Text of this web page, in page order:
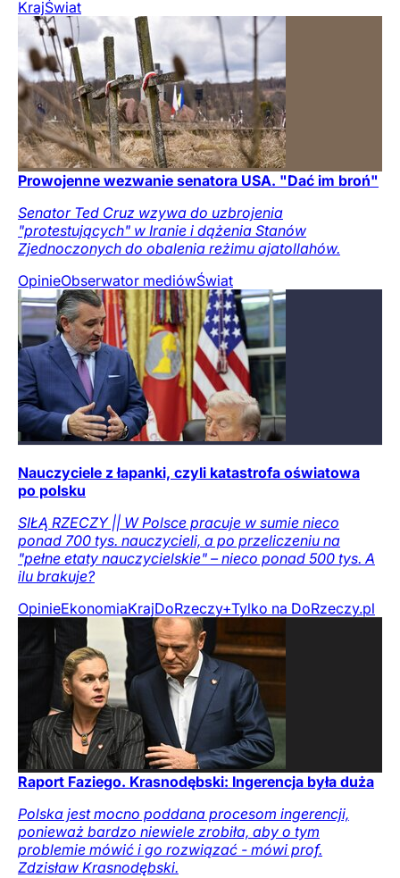
KrajŚwiat
Prowojenne wezwanie senatora USA. "Dać im broń"
Senator Ted Cruz wzywa do uzbrojenia
"protestujących" w Iranie i dążenia Stanów
Zjednoczonych do obalenia reżimu ajatollahów.
OpinieObserwator mediówŚwiat
Nauczyciele z łapanki, czyli katastrofa oświatowa
po polsku
SIŁĄ RZECZY || W Polsce pracuje w sumie nieco
ponad 700 tys. nauczycieli, a po przeliczeniu na
"pełne etaty nauczycielskie" – nieco ponad 500 tys. A
ilu brakuje?
OpinieEkonomiaKrajDoRzeczy+Tylko na DoRzeczy.pl
Raport Faziego. Krasnodębski: Ingerencja była duża
Polska jest mocno poddana procesom ingerencji,
ponieważ bardzo niewiele zrobiła, aby o tym
problemie mówić i go rozwiązać - mówi prof.
Zdzisław Krasnodębski.